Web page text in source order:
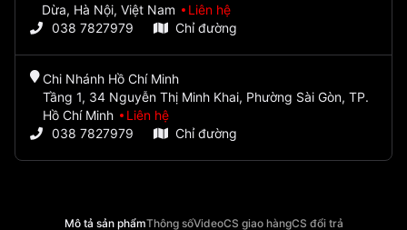
Dừa, Hà Nội, Việt Nam
Liên hệ
038 7827979
Chỉ đường
Chi Nhánh Hồ Chí Minh
Tầng 1, 34 Nguyễn Thị Minh Khai, Phường Sài Gòn, TP.
Hồ Chí Minh
Liên hệ
038 7827979
Chỉ đường
Mô tả sản phẩmThông sốVideoCS giao hàngCS đổi trả